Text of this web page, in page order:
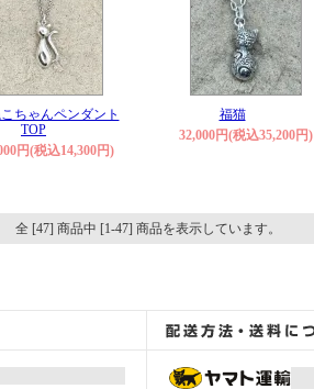
ちゃんペンダント
TOP
円(税込14,300円)
福猫
32,000円(税込35,200円)
全 [47] 商品中 [1-47] 商品を表示しています。